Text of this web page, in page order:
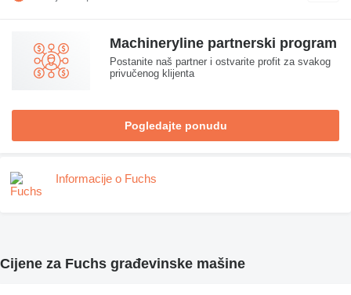
Machineryline partnerski program
Postanite naš partner i ostvarite profit za svakog
privučenog klijenta
Pogledajte ponudu
Informacije o Fuchs
Cijene za Fuchs građevinske mašine